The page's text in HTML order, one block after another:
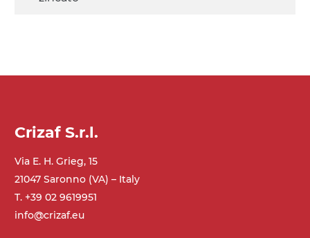
cannocchiali in acciaio verniciato nero
RAL 9005, gambe in tubolari in metallo
zincato, ruote pivottanti senza freno
Tappeto
PP superficie goffrata grigio RAL7035
Crizaf S.r.l.
Via E. H. Grieg, 15
21047 Saronno (VA) – Italy
T. +39 02 9619951
info@crizaf.eu